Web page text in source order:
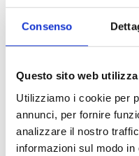
Consenso
Questo sito web
Utilizziamo i cookie per
annunci, per fornire
analizzare il nostro
informazioni sul modo